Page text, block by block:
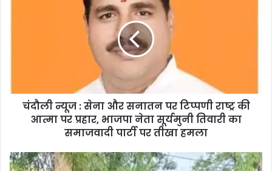
औ
न
चंदौली न्यूज : सेना और सनातन पर टिप्पणी राष्ट्र की
आत्मा पर प्रहार, भाजपा नेता सूर्यमुनी तिवारी का
समाजवादी पार्टी पर तीखा हमला
C